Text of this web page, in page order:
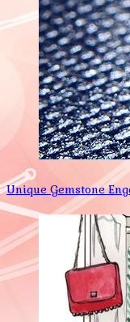
Unique Gemstone